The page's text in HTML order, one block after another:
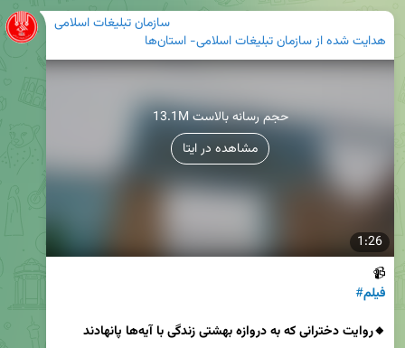
سازمان تبلیغات اسلامی
هدایت شده ازسازمان تبلیغات اسلامی- استان‌ها
1:26
13.1M حجم رسانه بالاست
مشاهده در ایتا
📹
#فیلم
🔸روایت دخترانی که به دروازه بهشتی زندگی با آیه‌ها پانهادند